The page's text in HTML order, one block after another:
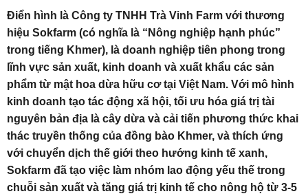
Điển hình là Công ty TNHH Trà Vinh Farm với thương
hiệu Sokfarm (có nghĩa là “Nông nghiệp hạnh phúc”
trong tiếng Khmer), là doanh nghiệp tiên phong trong
lĩnh vực sản xuất, kinh doanh và xuất khẩu các sản
phẩm từ mật hoa dừa hữu cơ tại Việt Nam. Với mô hình
kinh doanh tạo tác động xã hội, tối ưu hóa giá trị tài
nguyên bản địa là cây dừa và cải tiến phương thức khai
thác truyền thống của đồng bào Khmer, và thích ứng
với chuyển dịch thế giới theo hướng kinh tế xanh,
Sokfarm đã tạo việc làm nhóm lao động yếu thế trong
chuỗi sản xuất và tăng giá trị kinh tế cho nông hộ từ 3-5